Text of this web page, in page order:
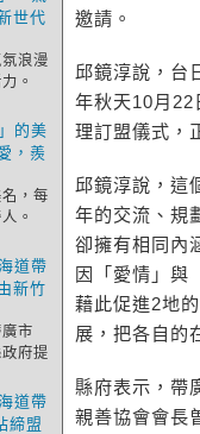
浪漫
。
，每
。
市
府提
邀請。
邱鏡淳說，台
年秋天10月22
理訂盟儀式，
邱鏡淳說，這
年的交流、規
卻擁有相同內
因「愛情」與
藉此促進2地
展，把各自的
縣府表示，帶
親善協會會長